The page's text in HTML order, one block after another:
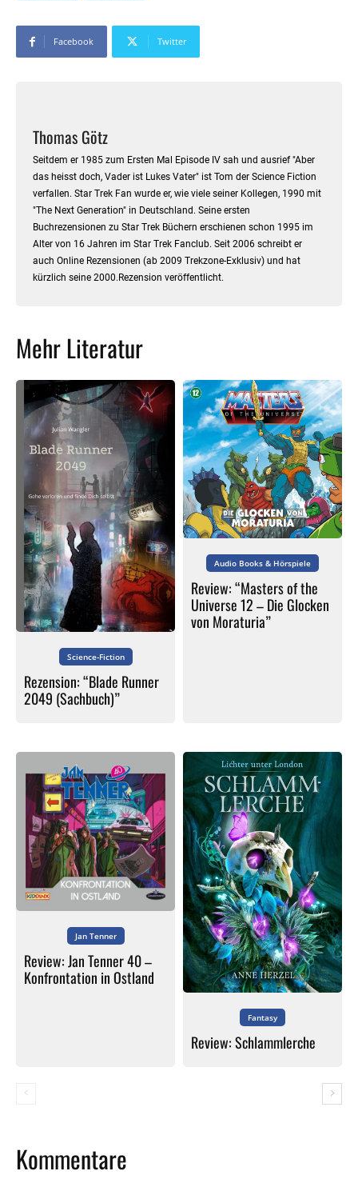
Facebook Twitter
Thomas Götz
Seitdem er 1985 zum Ersten Mal Episode IV sah und ausrief "Aber
das heisst doch, Vader ist Lukes Vater" ist Tom der Science Fiction
verfallen. Star Trek Fan wurde er, wie viele seiner Kollegen, 1990 mit
"The Next Generation" in Deutschland. Seine ersten
Buchrezensionen zu Star Trek Büchern erschienen schon 1995 im
Alter von 16 Jahren im Star Trek Fanclub. Seit 2006 schreibt er
auch Online Rezensionen (ab 2009 Trekzone-Exklusiv) und hat
kürzlich seine 2000.Rezension veröffentlicht.
Mehr Literatur
Science-Fiction
Rezension: “Blade Runner
2049 (Sachbuch)”
Audio Books & Hörspiele
Review: “Masters of the
Universe 12 – Die Glocken
von Moraturia”
Jan Tenner
Review: Jan Tenner 40 –
Konfrontation in Ostland
Fantasy
Review: Schlammlerche
Kommentare